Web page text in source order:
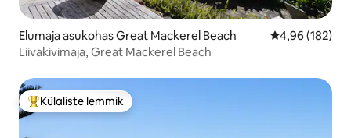
Elumaja asukohas Great Mackerel Beach Keskmine
4,96 (182)
Liivakivimaja, Great Mackerel Beach
Külaliste suur lemmik
Külaliste lemmik